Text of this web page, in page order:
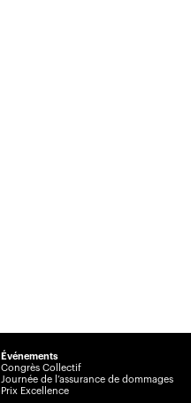
Événements
Congrès Collectif
Journée de l’assurance de dommages
Prix Excellence